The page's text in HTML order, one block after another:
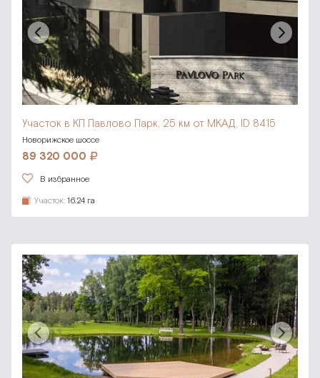
Участок в КП Павлово Парк, 25 км от МКАД, ID 8415
Новорижское шоссе
89 320 000
В избранное
Участок: 16.24 га